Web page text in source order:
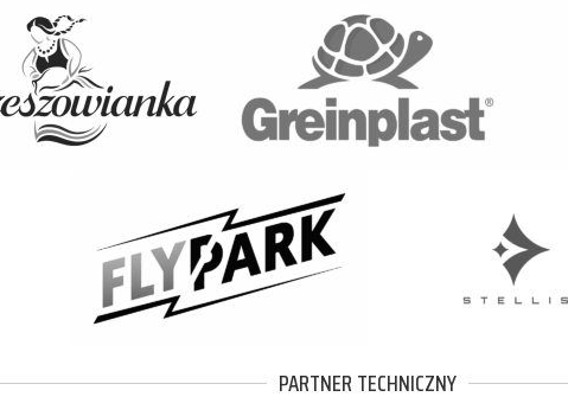
PARTNER TECHNICZNY